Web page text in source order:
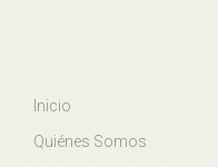
Inicio
Quiénes Somos